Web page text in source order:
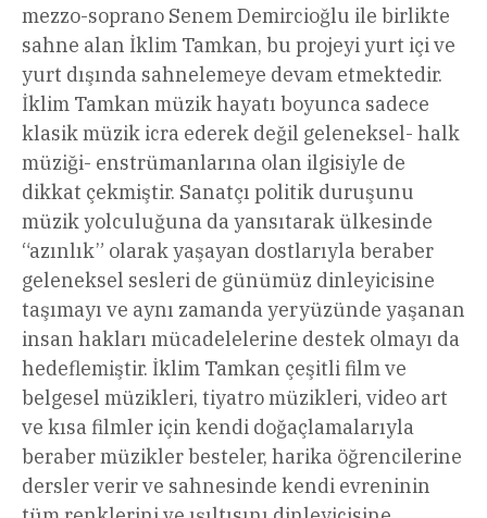
mezzo-soprano Senem Demircioğlu ile birlikte
sahne alan İklim Tamkan, bu projeyi yurt içi ve
yurt dışında sahnelemeye devam etmektedir.
İklim Tamkan müzik hayatı boyunca sadece
klasik müzik icra ederek değil geleneksel- halk
müziği- enstrümanlarına olan ilgisiyle de
dikkat çekmiştir. Sanatçı politik duruşunu
müzik yolculuğuna da yansıtarak ülkesinde
“azınlık” olarak yaşayan dostlarıyla beraber
geleneksel sesleri de günümüz dinleyicisine
taşımayı ve aynı zamanda yeryüzünde yaşanan
insan hakları mücadelelerine destek olmayı da
hedeflemiştir. İklim Tamkan çeşitli film ve
belgesel müzikleri, tiyatro müzikleri, video art
ve kısa filmler için kendi doğaçlamalarıyla
beraber müzikler besteler, harika öğrencilerine
dersler verir ve sahnesinde kendi evreninin